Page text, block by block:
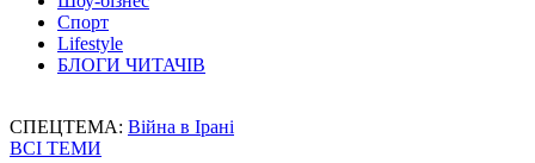
Спорт
Lifestyle
БЛОГИ ЧИТАЧІВ
СПЕЦТЕМА: Війна в Ірані
ВСІ ТЕМИ